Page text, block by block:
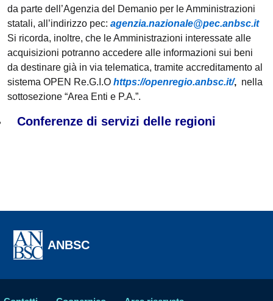
da parte dell’Agenzia del Demanio per le Amministrazioni
statali, all’indirizzo pec: agenzia.nazionale@pec.anbsc.it
Si ricorda, inoltre, che le Amministrazioni interessate alle
acquisizioni potranno accedere alle informazioni sui beni
da destinare già in via telematica, tramite accreditamento al
sistema OPEN Re.G.I.O https://openregio.anbsc.it/, nella
sottosezione “Area Enti e P.A.”.
Conferenze di servizi delle regioni
ANBSC